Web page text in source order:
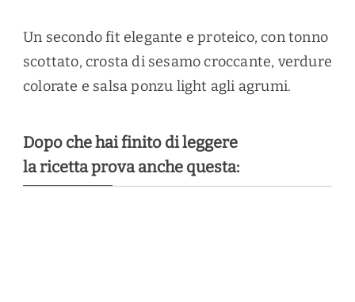
Un secondo fit elegante e proteico, con tonno
scottato, crosta di sesamo croccante, verdure
colorate e salsa ponzu light agli agrumi.
Dopo che hai finito di leggere
la ricetta prova anche questa: